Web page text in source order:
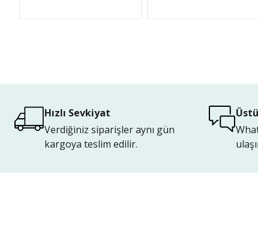
Hızlı Sevkiyat
Verdiğiniz siparişler aynı gün
kargoya teslim edilir.